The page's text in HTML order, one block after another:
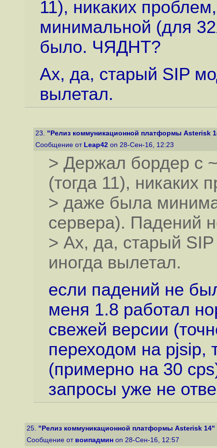
11), никаких
минимальной (для
было. ЧЯДНТ?
Ах, да, старый SIP
вылетал.
23. "Релиз коммуникационной платформы Asterisk
Сообщение от Leap42 on 28-Сен-16, 12:23
> Держал бордер с
(тогда 11), никаких
> даже была
сервера). Падений
> Ах, да, старый
иногда вылетал.
если падений не
меня 1.8 работал
свежей версии
переходом на pjsip,
(примерно на 30
запросы уже не
25. "Релиз коммуникационной платформы Asterisk 14"
Сообщение от воипадмин on 28-Сен-16, 12:57